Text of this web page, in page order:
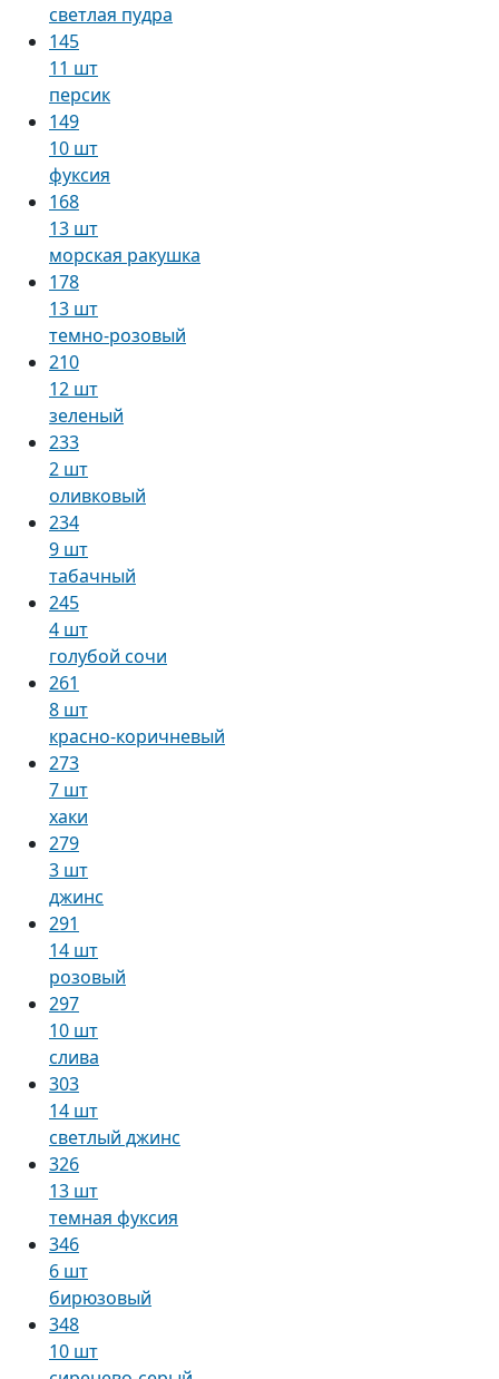
светлая пудра
145
11 шт
персик
149
10 шт
фуксия
168
13 шт
морская ракушка
178
13 шт
темно-розовый
210
12 шт
зеленый
233
2 шт
оливковый
234
9 шт
табачный
245
4 шт
голубой сочи
261
8 шт
красно-коричневый
273
7 шт
хаки
279
3 шт
джинс
291
14 шт
розовый
297
10 шт
слива
303
14 шт
светлый джинс
326
13 шт
темная фуксия
346
6 шт
бирюзовый
348
10 шт